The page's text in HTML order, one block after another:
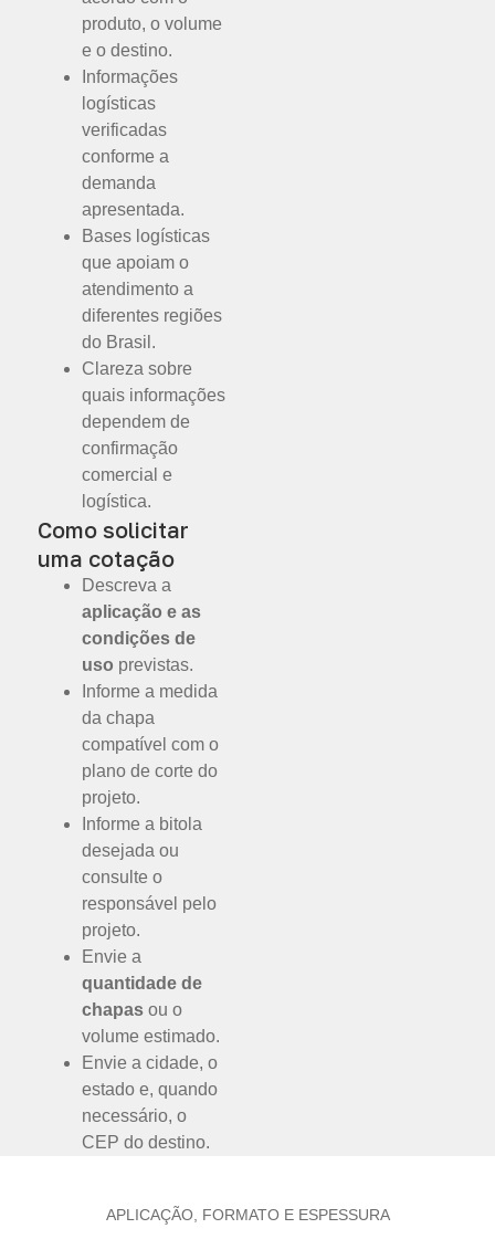
produto, o volume
e o destino.
Informações
logísticas
verificadas
conforme a
demanda
apresentada.
Bases logísticas
que apoiam o
atendimento a
diferentes regiões
do Brasil.
Clareza sobre
quais informações
dependem de
confirmação
comercial e
logística.
Como solicitar
uma cotação
Descreva a
aplicação e as
condições de
uso previstas.
Informe a medida
da chapa
compatível com o
plano de corte do
projeto.
Informe a bitola
desejada ou
consulte o
responsável pelo
projeto.
Envie a
quantidade de
chapas ou o
volume estimado.
Envie a cidade, o
estado e, quando
necessário, o
CEP do destino.
APLICAÇÃO, FORMATO E ESPESSURA